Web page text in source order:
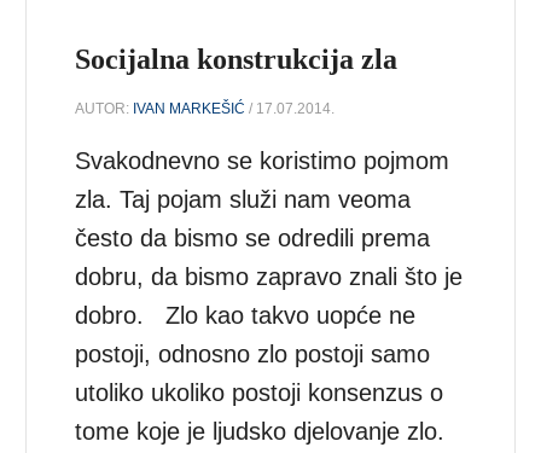
Socijalna konstrukcija zla
AUTOR: IVAN MARKEŠIĆ / 17.07.2014.
Svakodnevno se koristimo pojmom
zla. Taj pojam služi nam veoma
često da bismo se odredili prema
dobru, da bismo zapravo znali što je
dobro. Zlo kao takvo uopće ne
postoji, odnosno zlo postoji samo
utoliko ukoliko postoji konsenzus o
tome koje je ljudsko djelovanje zlo.